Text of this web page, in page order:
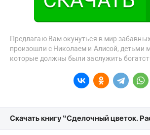
Предлагаю Вам окунуться в мир
произошли с Николаем и Алисой, детьми
которые должны были заслужить
Скачать книгу “Сделочный цветок.